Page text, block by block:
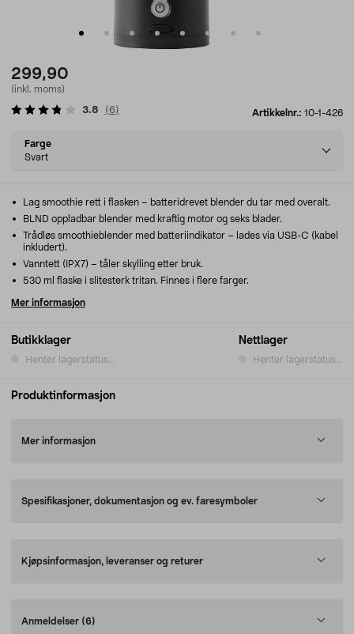
299,90
(inkl. moms)
Artikkelnr.: 10-1-426
3.8 (6)
Select
variant
Farge
Svart
Butikklager
Henter lagerstatus...
Nettlager
Henter lagerstatus...
Lag smoothie rett i flasken – batteridrevet blender du tar med overalt.
BLND oppladbar blender med kraftig motor og seks blader.
Trådløs smoothieblender med batteriindikator – lades via USB-C (kabel
inkludert).
Vanntett (IPX7) – tåler skylling etter bruk.
530 ml flaske i slitesterk tritan. Finnes i flere farger.
Mer informasjon
Produktinformasjon
Mer informasjon
Spesifikasjoner, dokumentasjon og ev. faresymboler
Kjøpsinformasjon, leveranser og returer
Anmeldelser (6)